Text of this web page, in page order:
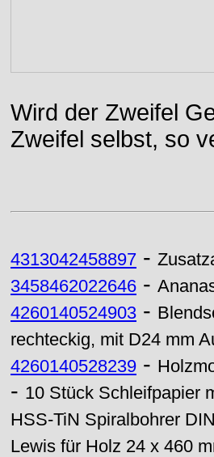
Wird der Zweifel
Zweifel selbst, so
4313042458897 -
3458462022646 -
4260140524903 -
rechteckig, mit D24 mm
4260140528239 -
- 10 Stück Schleifpapier
HSS-TiN Spiralbohrer
Lewis für Holz 24 x 460